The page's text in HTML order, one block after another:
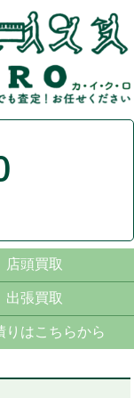
店頭買取
出張買取
りはこちらから